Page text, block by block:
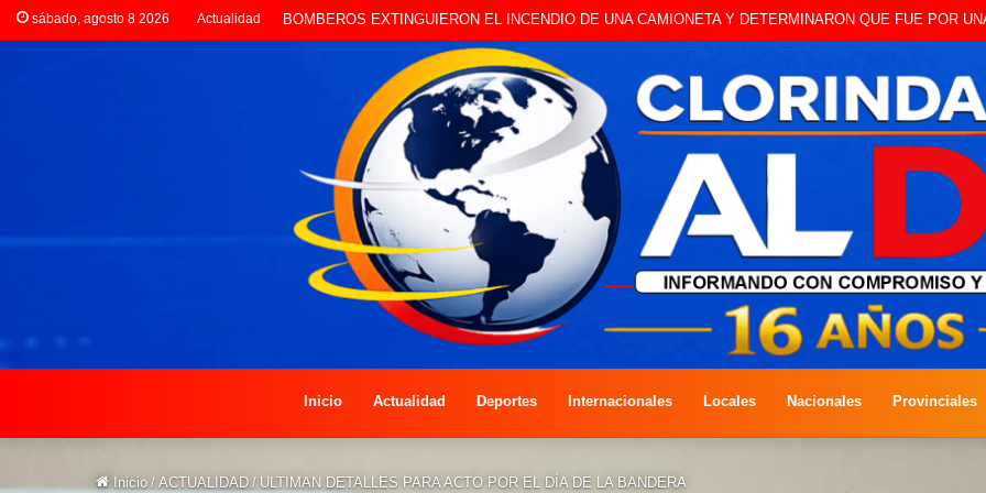
sábado, agosto 8 2026 Actualidad LA POLICÍA INVESTIGA ROBO A CAMBISTA OCURRIDO ESTE JUEVES
Inicio Actualidad Deportes Internacionales Locales Nacionales Provinciales
Inicio / ACTUALIDAD / ULTIMAN DETALLES PARA ACTO POR EL DÍA DE LA BANDERA